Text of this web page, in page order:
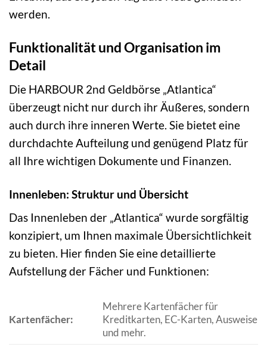
werden.
Funktionalität und Organisation im
Detail
Die HARBOUR 2nd Geldbörse „Atlantica“
überzeugt nicht nur durch ihr Äußeres, sondern
auch durch ihre inneren Werte. Sie bietet eine
durchdachte Aufteilung und genügend Platz für
all Ihre wichtigen Dokumente und Finanzen.
Innenleben: Struktur und Übersicht
Das Innenleben der „Atlantica“ wurde sorgfältig
konzipiert, um Ihnen maximale Übersichtlichkeit
zu bieten. Hier finden Sie eine detaillierte
Aufstellung der Fächer und Funktionen:
Kartenfächer:
Mehrere Kartenfächer für
Kreditkarten, EC-Karten, Ausweise
und mehr.